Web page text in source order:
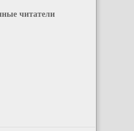
читатели